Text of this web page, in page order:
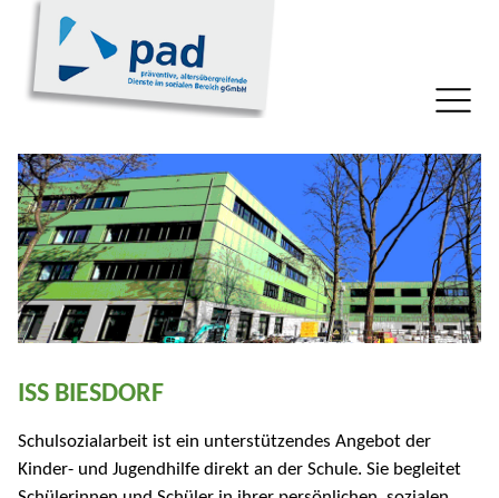
ISS BIESDORF
Schulsozialarbeit ist ein unterstützendes Angebot der
Kinder- und Jugendhilfe direkt an der Schule. Sie begleitet